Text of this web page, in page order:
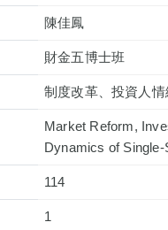
陳佳鳳
財金五博士班
制度改革、投資人
Market Reform,
Dynamics of
114
1